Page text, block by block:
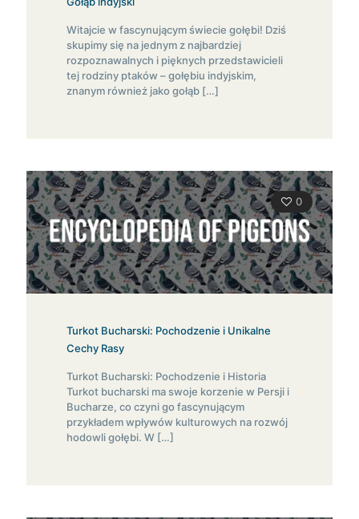
Witajcie w fascynującym świecie gołębi! Dziś
skupimy się na jednym z najbardziej
rozpoznawalnych i pięknych przedstawicieli
tej rodziny ptaków – gołębiu indyjskim,
znanym również jako gołąb […]
0
Turkot Bucharski: Pochodzenie i Unikalne
Cechy Rasy
Turkot Bucharski: Pochodzenie i Historia
Turkot bucharski ma swoje korzenie w Persji i
Bucharze, co czyni go fascynującym
przykładem wpływów kulturowych na rozwój
hodowli gołębi. W […]